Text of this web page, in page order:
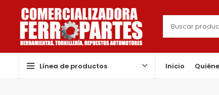
Línea de productos Inicio